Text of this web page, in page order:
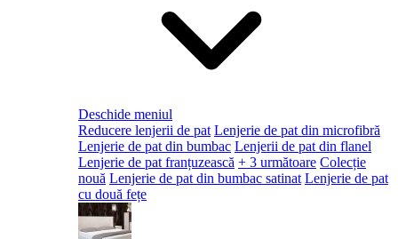
Deschide meniul
Reducere lenjerii de pat Lenjerie de pat din microfibră
Lenjerie de pat din bumbac Lenjerii de pat din flanel
Lenjerie de pat franțuzească + 3 următoare Colecție
nouă Lenjerie de pat din bumbac satinat Lenjerie de pat
cu două fețe